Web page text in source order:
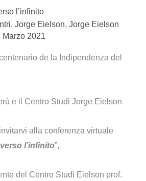
l’infinito
, Jorge Eielson, Jorge Eielson
Marzo 2021
de la Indipendenza del
e il Centro Studi Jorge Eielson
alla conferenza virtuale
l’infinito”,
del Centro Studi Eielson prof.